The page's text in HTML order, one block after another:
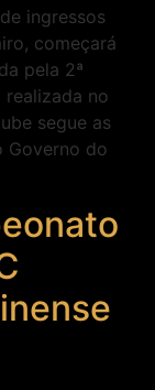
ingressos
começará
pela 2ª
realizada no
segue as
Governo do